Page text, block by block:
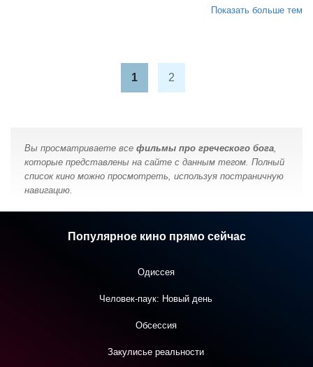
Показать больше тем
1 2
Вы просматриваете все фильмы про греческого бога,
которые представлены на сайте с данным тегом. Полный
список кино можно просмотреть, используя постраничную
навигацию.
Популярное кино прямо сейчас
Одиссея
Человек-паук: Новый день
Обсессия
Закулисье реальности